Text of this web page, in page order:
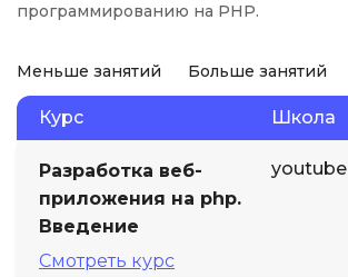
программированию на PHP.
Меньше занятий Больше занятий
Курс Школа
Разработка веб-
приложения на php.
Введение
Смотреть курс
youtube